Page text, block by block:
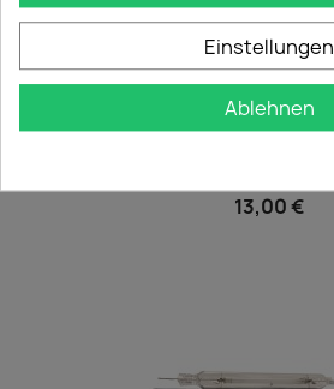
13,00 €
Einstellungen
Ablehnen